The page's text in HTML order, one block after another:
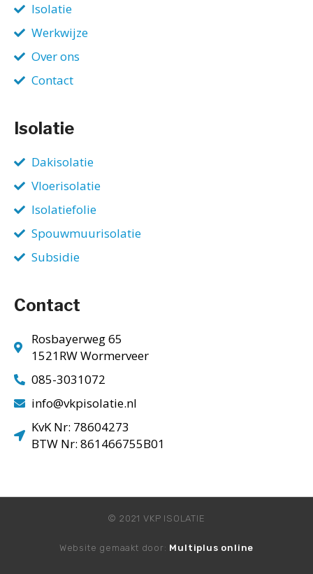
Isolatie
Werkwijze
Over ons
Contact
Isolatie
Dakisolatie
Vloerisolatie
Isolatiefolie
Spouwmuurisolatie
Subsidie
Contact
Rosbayerweg 65
1521RW Wormerveer
085-3031072
info@vkpisolatie.nl
KvK Nr: 78604273
BTW Nr: 861466755B01
© 2021 VKP ISOLATIE
Website gemaakt door: Multiplus online